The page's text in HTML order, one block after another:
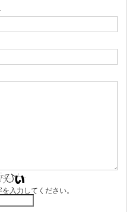
入力してください。